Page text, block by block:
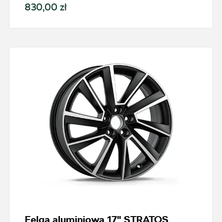
830,00 zł
Felga aluminiowa 17" STRATOS
+48 784 377 454
Auto Group Luzar
ul. Krakowska 33, Wieliczka
+48 122 527 400
czesci.skoda@autoluzar.pl